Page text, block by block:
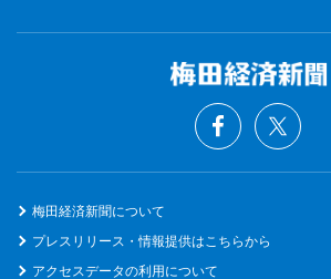
梅田経済新聞について
プレスリリース・情報提供はこちらから
アクセスデータの利用について